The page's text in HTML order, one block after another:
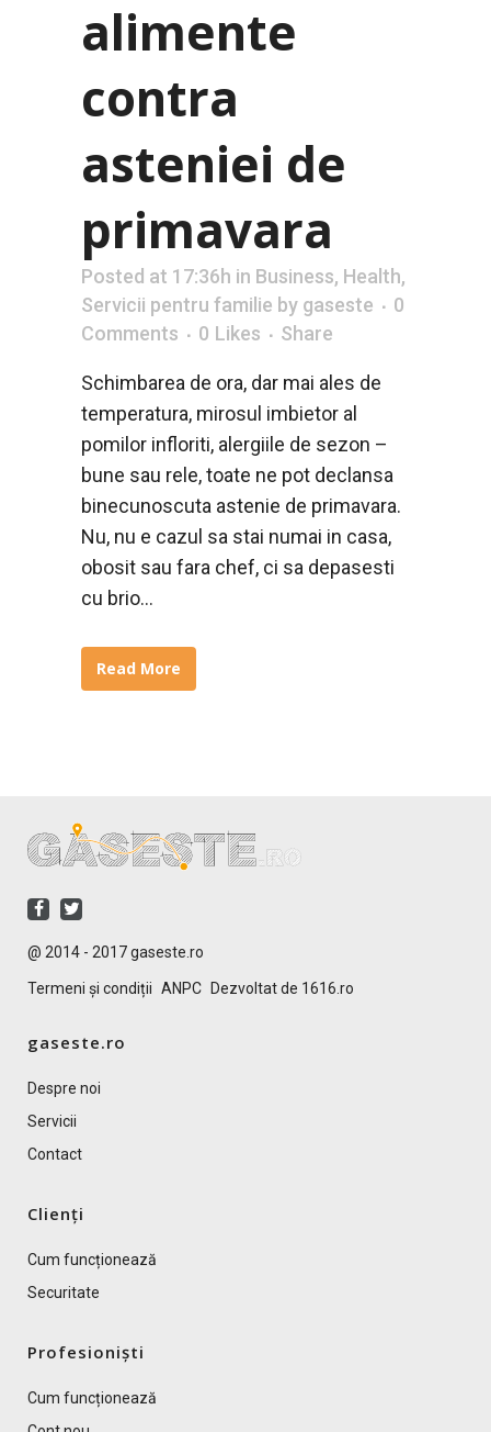
alimente
contra
asteniei de
primavara
Posted at 17:36h in Business, Health,
Servicii pentru familie by gaseste
0
Comments
0 Likes Share
Schimbarea de ora, dar mai ales de
temperatura, mirosul imbietor al
pomilor infloriti, alergiile de sezon –
bune sau rele, toate ne pot declansa
binecunoscuta astenie de primavara.
Nu, nu e cazul sa stai numai in casa,
obosit sau fara chef, ci sa depasesti
cu brio...
Read More
@ 2014 - 2017 gaseste.ro
Termeni și condiții ANPC Dezvoltat de 1616.ro
gaseste.ro
Despre noi
Servicii
Contact
Clienți
Cum funcționează
Securitate
Profesioniști
Cum funcționează